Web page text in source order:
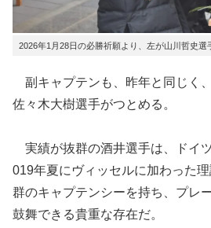
2026年1月28日の必勝祈願より、左が山川哲史選
副キャプテンも、昨年と同じく
佐々木大樹選手がつとめる。
実績が抜群の酒井選手は、ドイ
019年夏にヴィッセルに加わった
群のキャプテンシーを持ち、プレ
鼓舞できる貴重な存在だ。